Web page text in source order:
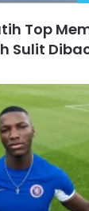
Top
Sulit